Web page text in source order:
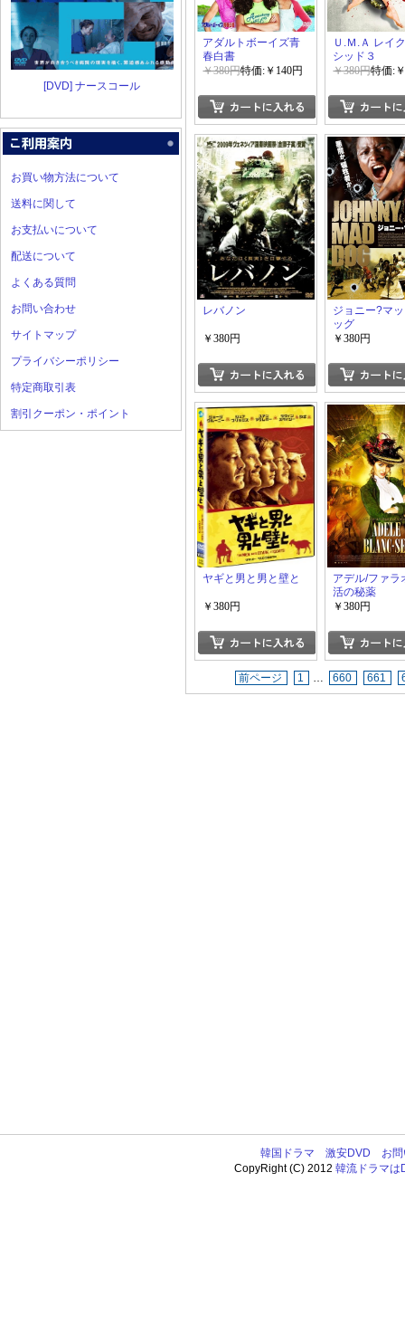
[DVD] ナースコール
お買い物方法について
送料に関して
お支払いについて
配送について
よくある質問
お問い合わせ
サイトマップ
プライバシーポリシー
特定商取引表
割引クーポン・ポイント
アダルトボーイズ青
春白書
￥380円特価:￥140円
Ｕ.Ｍ.Ａ レイ
シッド３
￥380円特価:
レバノン
￥380円
ジョニー?マ
ッグ
￥380円
ヤギと男と男と壁と
￥380円
アデル/ファラ
活の秘薬
￥380円
前ページ 1 … 660 661
韓国ドラマ 激安DVD
お
CopyRight (C) 2012韓流ドラマは